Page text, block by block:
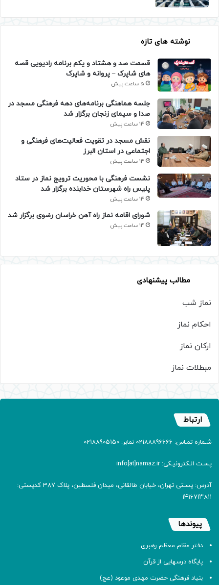
نوشته های تازه
قسمت صد و هشتاد و یکم برنامه رادیویی قصه
های شاپرک – پروانه و شاپرک
5 ساعت پیش
جلسه هماهنگی برنامه‌های دهه فرهنگی مسجد در
صدا و سیمای زنجان برگزار شد
14 ساعت پیش
نقش مسجد در تقویت فعالیت‌های فرهنگی و
اجتماعی در استان البرز
14 ساعت پیش
نشست فرهنگی با محوریت ترویج نماز در ستاد
پلیس راه شهرستان خدابنده برگزار شد
14 ساعت پیش
شورای اقامه نماز راه آهن خراسان رضوی برگزار شد
14 ساعت پیش
مطالب پیشنهادی
نماز شب
احکام نماز
ارکان نماز
مبطلات نماز
ارتباط
شـماره تمـاس: 02188896666 نمابر: 02188905150
پسـت الـکترونیـکی: info[at]namaz.ir
آدرس: پسـتی تهران، خیابان طالقانی، میدان فلسطین، پلاک 387 کدپستی:
۱۴۱۶۷۱۳۸۱۱
پیوندها
دفتر مقام معظم رهبری
پایگاه درسهایی از قرآن
بنیاد فرهنگی حضرت مهدی موعود (عج)